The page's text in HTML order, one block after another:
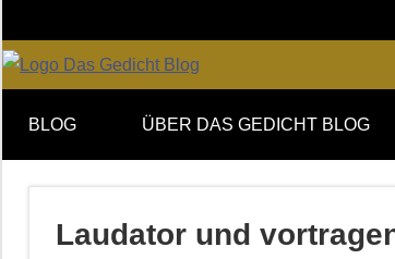
Inhalt
springen
DAS
blog
von
DAS
GEDICHT.
Zeitschrift
für
BLOG ÜBER DAS GEDICHT BLOG
Laudator und